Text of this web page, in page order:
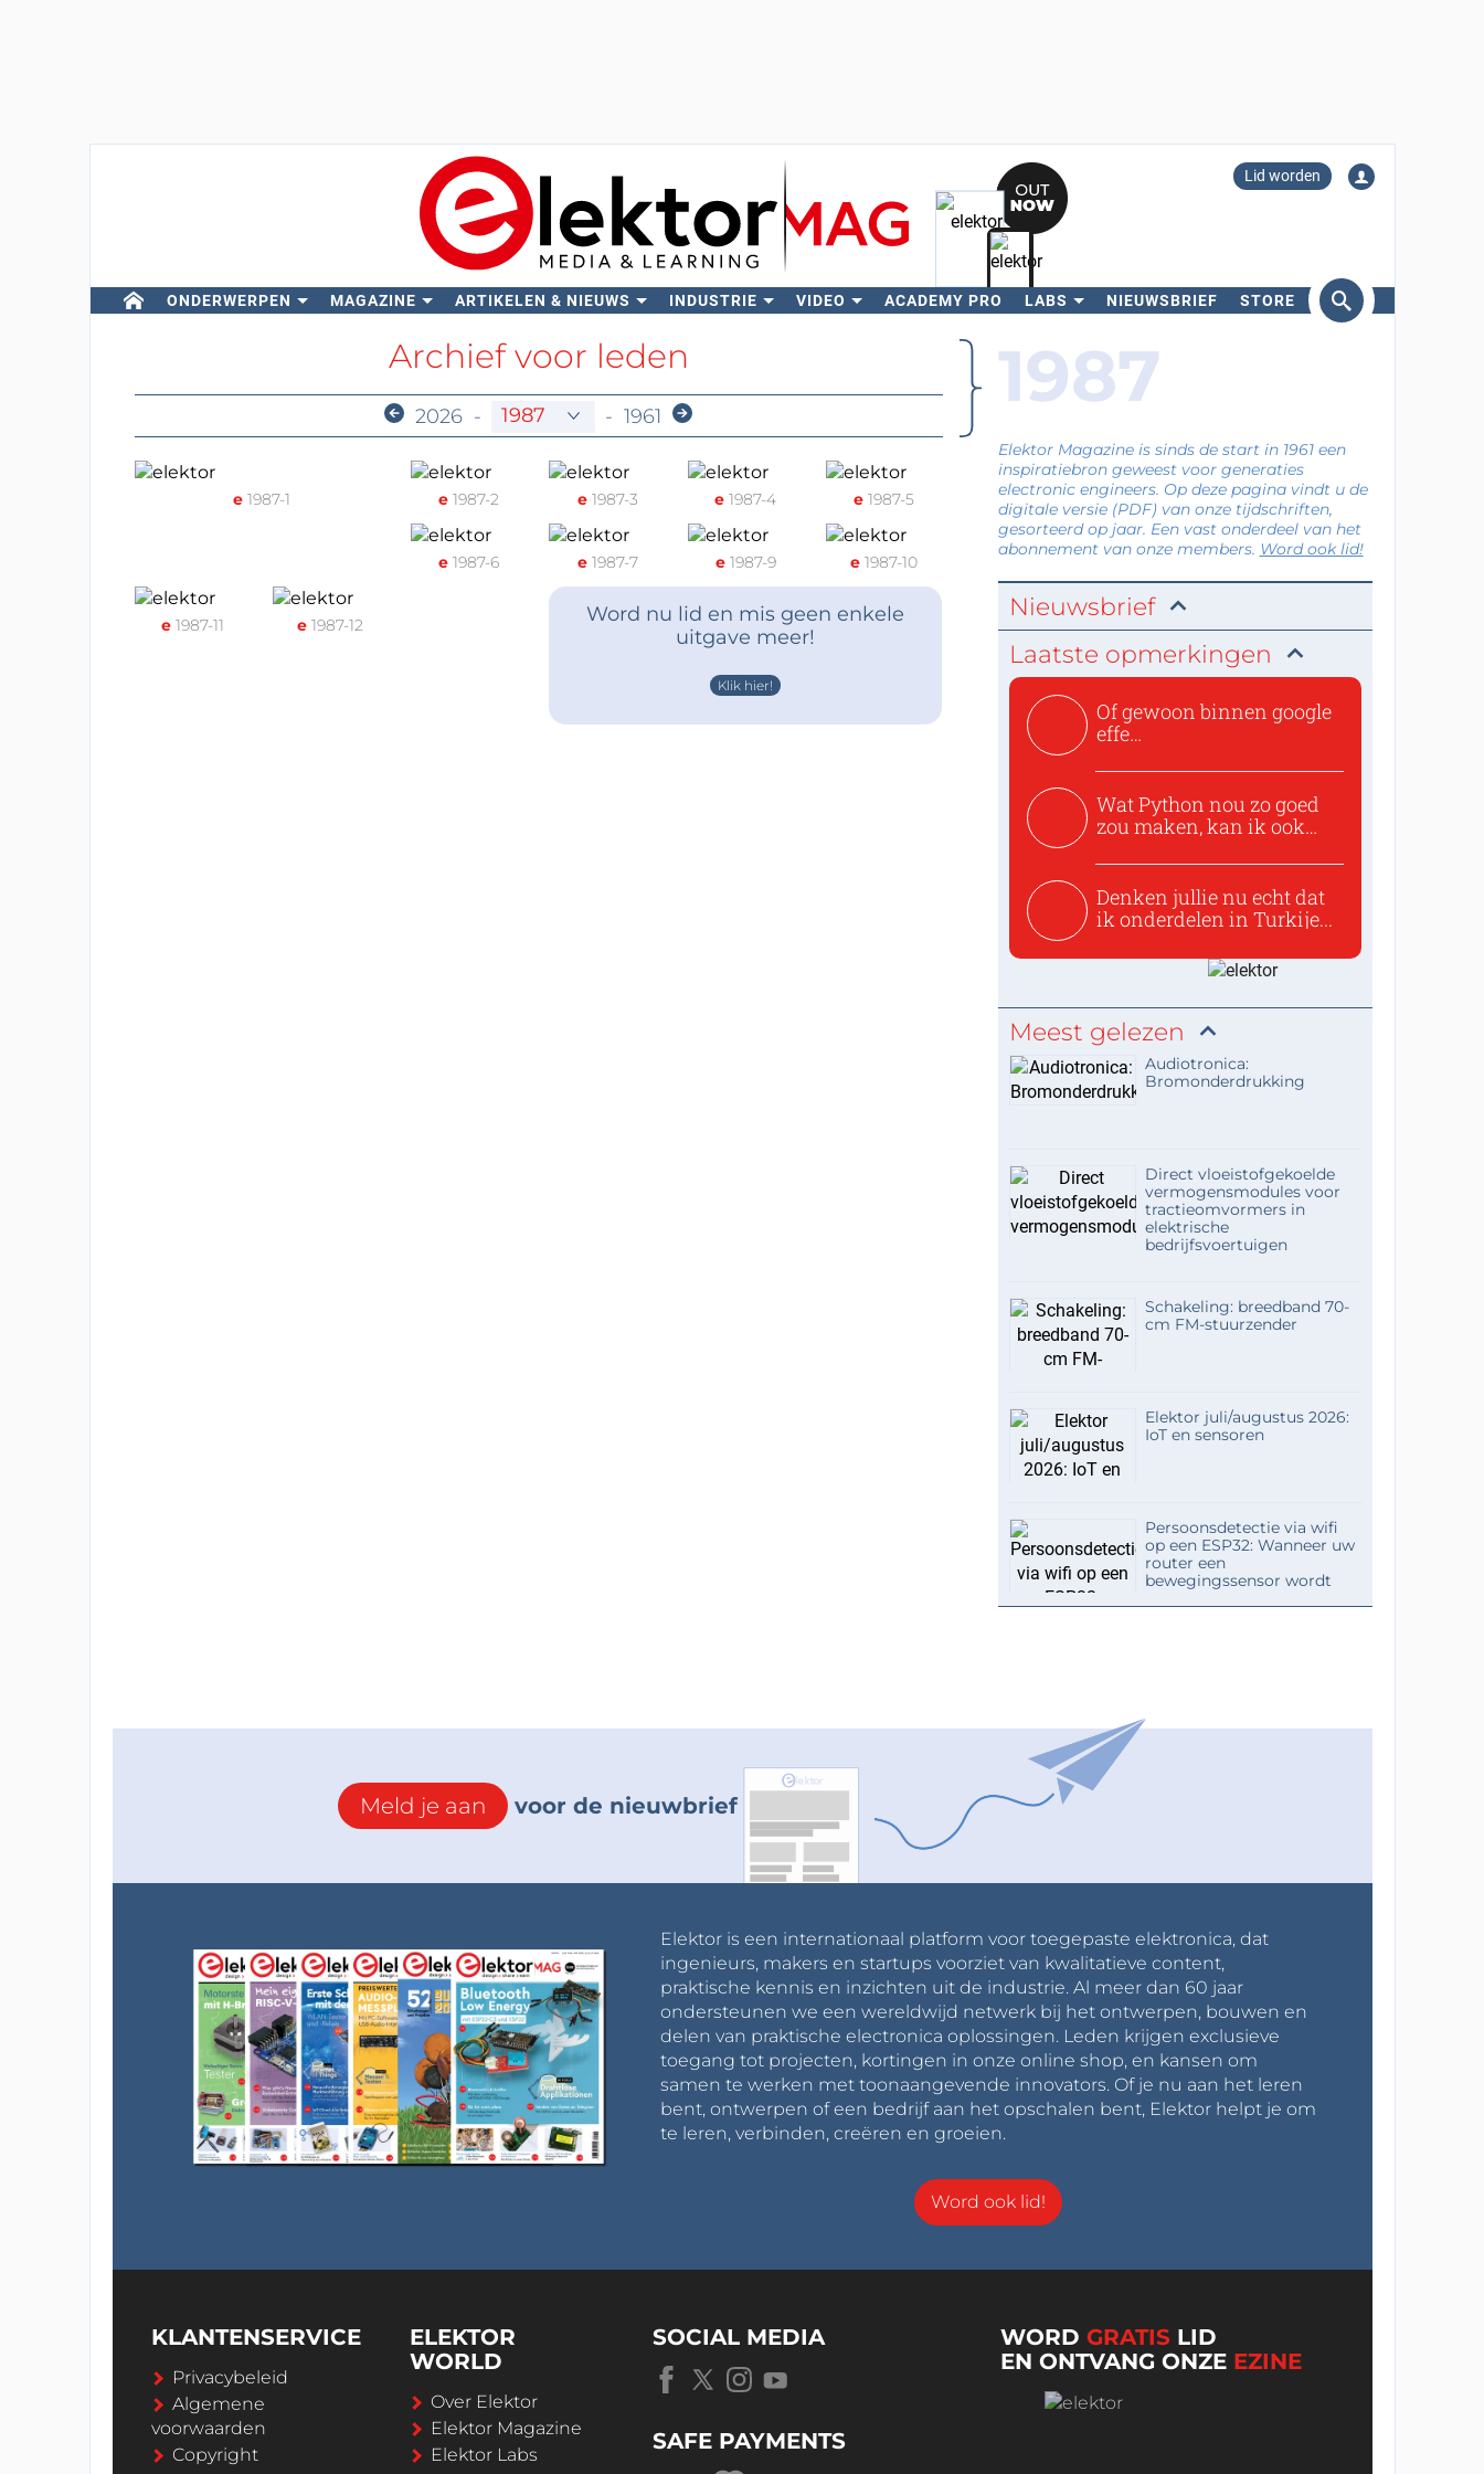
Lid worden
ONDERWERPEN MAGAZINE ARTIKELEN & NIEUWS INDUSTRIE VIDEO ACADEMY PRO LABS NIEUWSBRIEF STORE
Zoeken
Archief voor leden
2026 - - 1961
e 1987-1 e1987-2 e 1987-3 e1987-4 e1987-5
e1987-6 e 1987-7 e 1987-9 e1987-10
e 1987-11 e1987-12
Word nu lid en mis geen enkele
uitgave meer!
Klik hier!
1987
Elektor Magazine is sinds de start in 1961 een
inspiratiebron geweest voor generaties
electronic engineers. Op deze pagina vindt u de
digitale versie (PDF) van onze tijdschriften,
gesorteerd op jaar. Een vast onderdeel van het
abonnement van onze members. Word ook lid!
Nieuwsbrief
Laatste opmerkingen
Of gewoon binnen google
effe
Wat Python nou zo goed
zou maken, kan ik ook
Denken jullie nu echt dat
ik onderdelen in Turkije...
Meest gelezen
Audiotronica:
Bromonderdrukking
Direct vloeistofgekoelde
vermogensmodules voor
tractieomvormers in
elektrische
bedrijfsvoertuigen
Schakeling: breedband 70-
cm FM-stuurzender
Elektor juli/augustus 2026:
IoT en sensoren
Persoonsdetectie via wifi
op een ESP32: Wanneer uw
router een
bewegingssensor wordt
Meld je aan voor de nieuwbrief
Elektor is een internationaal platform voor toegepaste elektronica, dat
ingenieurs, makers en startups voorziet van kwalitatieve content,
praktische kennis en inzichten uit de industrie. Al meer dan 60 jaar
ondersteunen we een wereldwijd netwerk bij het ontwerpen, bouwen en
delen van praktische electronica oplossingen. Leden krijgen exclusieve
toegang tot projecten, kortingen in onze online shop, en kansen om
samen te werken met toonaangevende innovators. Of je nu aan het leren
bent, ontwerpen of een bedrijf aan het opschalen bent, Elektor helpt je om
te leren, verbinden, creëren en groeien.
Word ook lid!
KLANTENSERVICE
Privacybeleid
Algemene
voorwaarden
Copyright
ELEKTOR
WORLD
Over Elektor
Elektor Magazine
Elektor Labs
SOCIAL MEDIA
SAFE PAYMENTS
WORDGRATIS LID
EN ONTVANG ONZE EZINE